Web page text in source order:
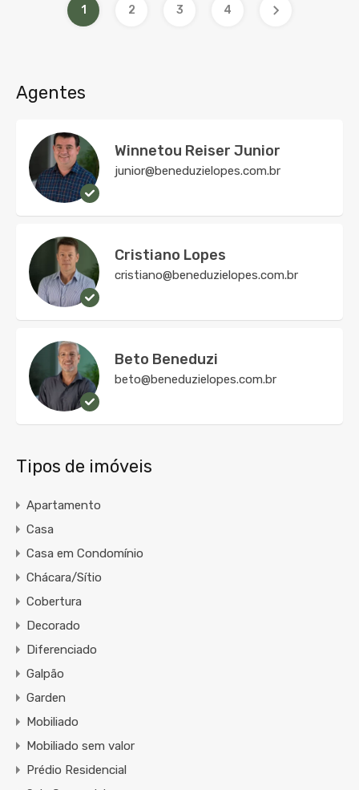
1 2 3 4
Agentes
Winnetou Reiser Junior
junior@beneduzielopes.com.br
Cristiano Lopes
cristiano@beneduzielopes.com.br
Beto Beneduzi
beto@beneduzielopes.com.br
Tipos de imóveis
Apartamento
Casa
Casa em Condomínio
Chácara/Sítio
Cobertura
Decorado
Diferenciado
Galpão
Garden
Mobiliado
Mobiliado sem valor
Prédio Residencial